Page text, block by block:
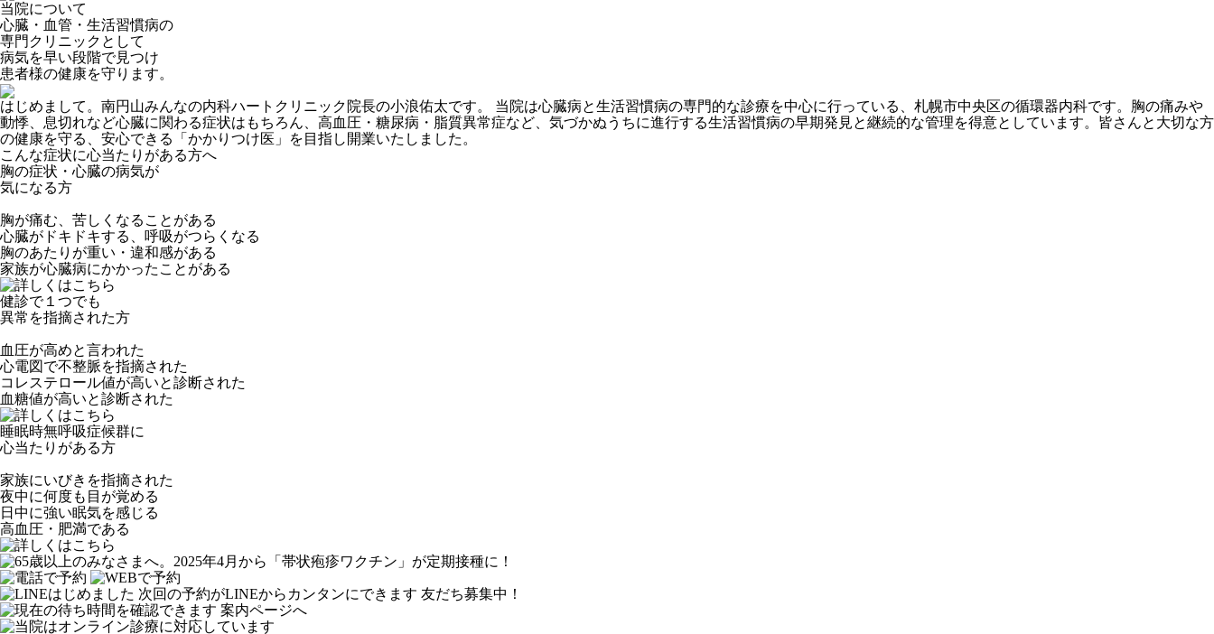
当院について
心臓・血管・生活習慣病の
専門クリニック として
病気を早い段階で見つけ
患者様の健康を守ります。
はじめまして。南円山みんなの内科ハートクリニック院長の小浪佑太です。 当院は心臓病と生活習慣病の専門的な診療を中心に行っている、札幌市中央区の循環器内科です。胸の痛みや
動悸、息切れなど心臓に関わる症状はもちろん、高血圧・糖尿病・脂質異常症など、気づかぬうちに進行する生活習慣病の早期発見と継続的な管理を得意としています。皆さんと大切な方
の健康を守る、安心できる「かかりつけ医」を目指し開業いたしました。
こんな症状に心当たりがある方へ
胸の症状・心臓の病気が
気になる方
胸が痛む、苦しくなることがある
心臓がドキドキする、呼吸がつらくなる
胸のあたりが重い・違和感がある
家族が心臓病にかかったことがある
健診で１つでも
異常を指摘された方
血圧が高めと言われた
心電図で不整脈を指摘された
コレステロール値が高いと診断された
血糖値が高いと診断された
睡眠時無呼吸症候群に
心当たりがある方
家族にいびきを指摘された
夜中に何度も目が覚める
日中に強い眠気を感じる
高血圧・肥満である